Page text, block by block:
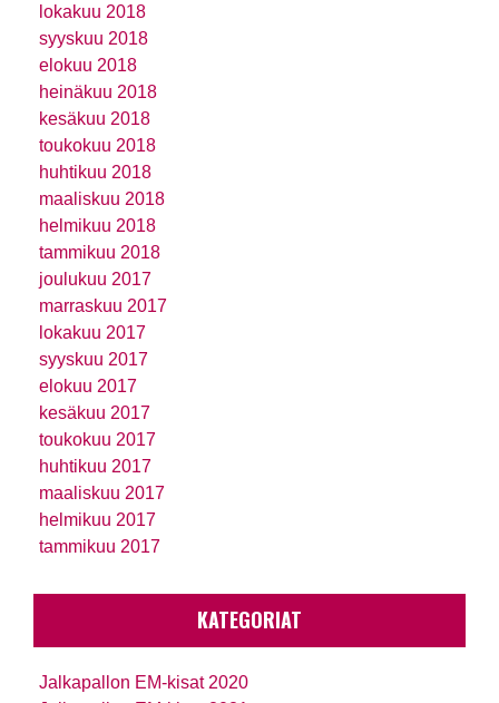
lokakuu 2018
syyskuu 2018
elokuu 2018
heinäkuu 2018
kesäkuu 2018
toukokuu 2018
huhtikuu 2018
maaliskuu 2018
helmikuu 2018
tammikuu 2018
joulukuu 2017
marraskuu 2017
lokakuu 2017
syyskuu 2017
elokuu 2017
kesäkuu 2017
toukokuu 2017
huhtikuu 2017
maaliskuu 2017
helmikuu 2017
tammikuu 2017
KATEGORIAT
Jalkapallon EM-kisat 2020